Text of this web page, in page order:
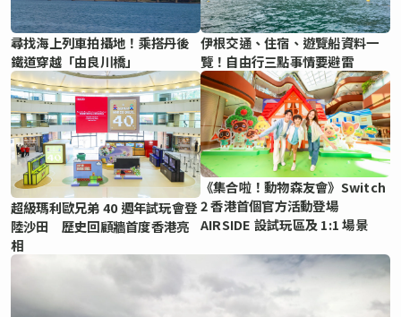
尋找海上列車拍攝地！乘搭丹後
鐵道穿越「由良川橋」
伊根交通、住宿、遊覽船資料一
覽！自由行三點事情要避雷
超級瑪利歐兄弟 40 週年試玩會登
陸沙田 歷史回顧牆首度香港亮
相
《集合啦！動物森友會》Switch
2 香港首個官方活動登場
AIRSIDE 設試玩區及 1:1 場景